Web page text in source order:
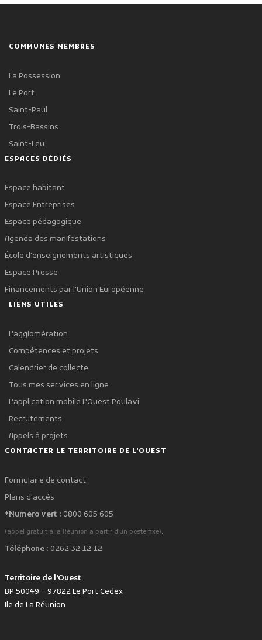
COMMUNES MEMBRES
La Possession
Le Port
Saint-Paul
Trois-Bassins
Saint-Leu
ESPACES DÉDIÉS
Espace habitant
Espace Entreprises
Espace pédagogique
Agenda des manifestations
École d'enseignements artistiques
Espace Presse
Financements par l'Union Européenne
LIENS UTILES
L'agglomération
Compétences et projets
Calendrier de collecte
Tous mes services en ligne
L'application mobile L'Ouest Poulavi
Recrutements
Appels à projets
CONTACTER LE TERRITOIRE DE L'OUEST
Formulaire de contact
Plans d'accès
*Numéro vert : 0800 605 605
(appel gratuit à la Réunion à partir d'un poste fixe).
Téléphone : 0262 32 12 12
Territoire de l'Ouest
BP 50049 – 97822 Le Port Cedex
Ile de La Réunion